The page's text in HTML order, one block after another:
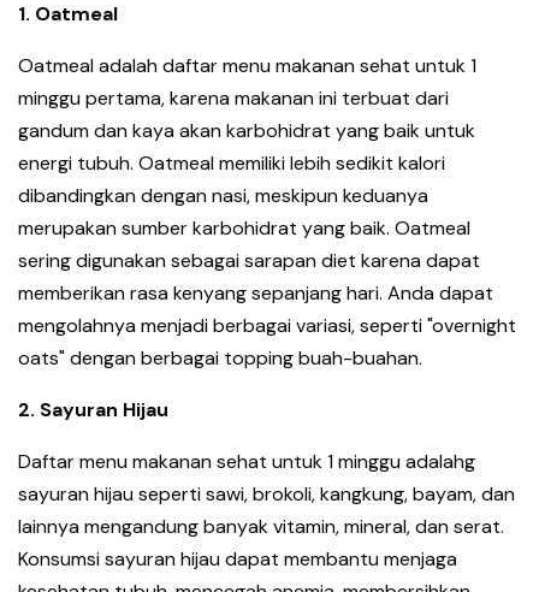
1. Oatmeal
Oatmeal adalah daftar menu makanan sehat untuk 1
minggu pertama, karena makanan ini terbuat dari
gandum dan kaya akan karbohidrat yang baik untuk
energi tubuh. Oatmeal memiliki lebih sedikit kalori
dibandingkan dengan nasi, meskipun keduanya
merupakan sumber karbohidrat yang baik. Oatmeal
sering digunakan sebagai sarapan diet karena dapat
memberikan rasa kenyang sepanjang hari. Anda dapat
mengolahnya menjadi berbagai variasi, seperti "overnight
oats" dengan berbagai topping buah-buahan.
2. Sayuran Hijau
Daftar menu makanan sehat untuk 1 minggu adalahg
sayuran hijau seperti sawi, brokoli, kangkung, bayam, dan
lainnya mengandung banyak vitamin, mineral, dan serat.
Konsumsi sayuran hijau dapat membantu menjaga